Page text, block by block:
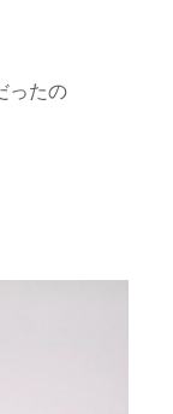
ったの